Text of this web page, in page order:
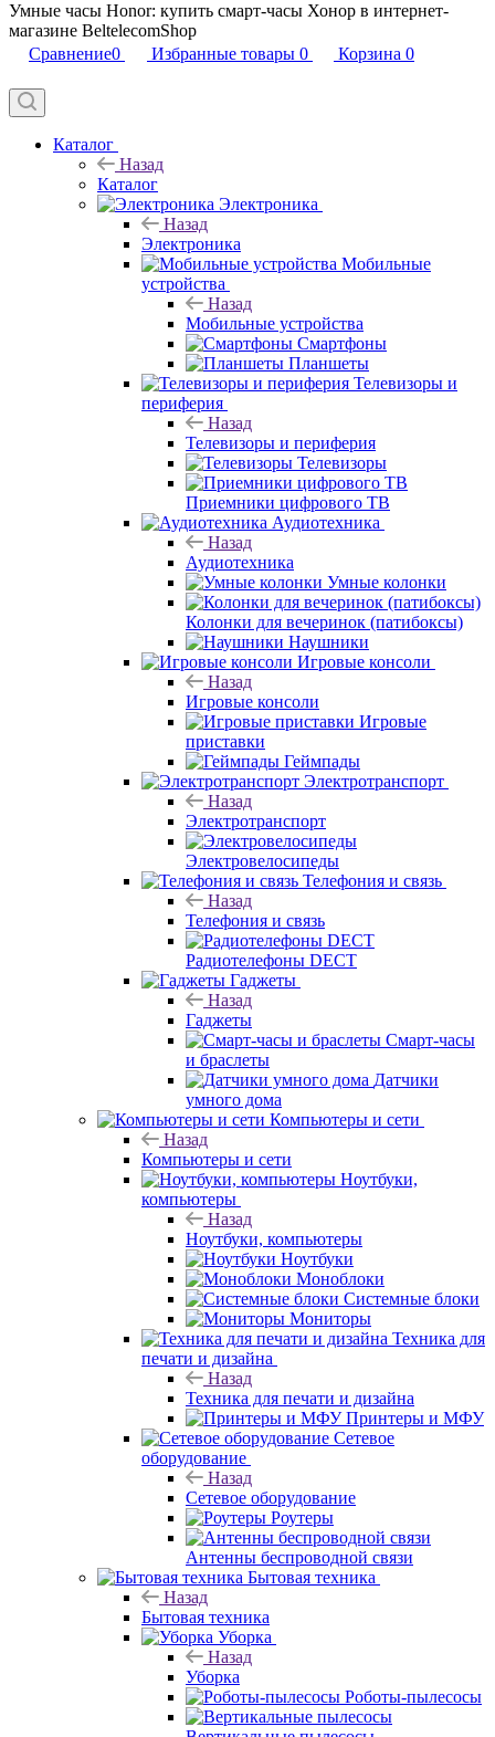
Умные часы Honor: купить смарт-часы Хонор в интернет-
магазине BeltelecomShop
Сравнение0 Избранные товары 0 Корзина 0
Каталог
Назад
Каталог
Электроника
Назад
Электроника
Мобильные
устройства
Назад
Мобильные устройства
Смартфоны
Планшеты
Телевизоры и
периферия
Назад
Телевизоры и периферия
Телевизоры
Приемники цифрового ТВ
Аудиотехника
Назад
Аудиотехника
Умные колонки
Колонки для вечеринок (патибоксы)
Наушники
Игровые консоли
Назад
Игровые консоли
Игровые
приставки
Геймпады
Электротранспорт
Назад
Электротранспорт
Электровелосипеды
Телефония и связь
Назад
Телефония и связь
Радиотелефоны DECT
Гаджеты
Назад
Гаджеты
Смарт-часы
и браслеты
Датчики
умного дома
Компьютеры и сети
Назад
Компьютеры и сети
Ноутбуки,
компьютеры
Назад
Ноутбуки, компьютеры
Ноутбуки
Моноблоки
Системные блоки
Мониторы
Техника для
печати и дизайна
Назад
Техника для печати и дизайна
Принтеры и МФУ
Сетевое
оборудование
Назад
Сетевое оборудование
Роутеры
Антенны беспроводной связи
Бытовая техника
Назад
Бытовая техника
Уборка
Назад
Уборка
Роботы-пылесосы